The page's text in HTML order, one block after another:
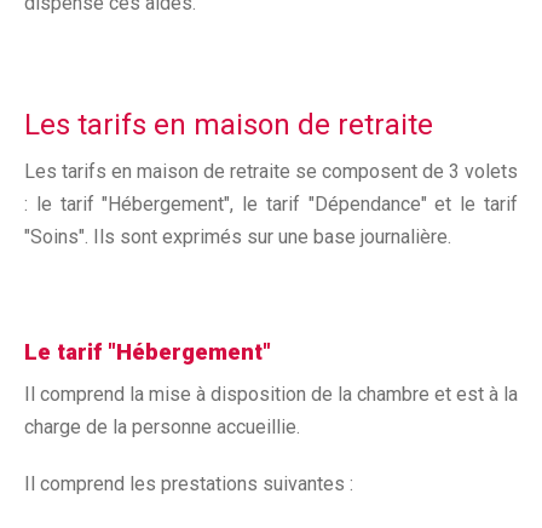
Les tarifs en maison de retraite
Les tarifs en maison de retraite se composent de 3 volets
: le tarif "Hébergement", le tarif "Dépendance" et le tarif
"Soins". Ils sont exprimés sur une base journalière.
Le tarif "Hébergement"
Il comprend la mise à disposition de la chambre et est à la
charge de la personne accueillie.
Il comprend les prestations suivantes :